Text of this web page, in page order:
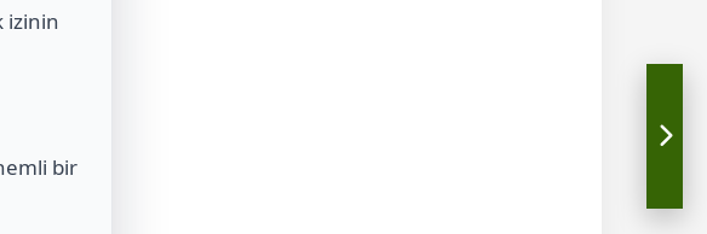
izinin
bir